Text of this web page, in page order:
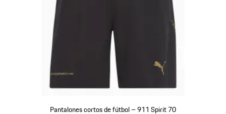
Pantalones cortos de fútbol – 911 Spirit 70